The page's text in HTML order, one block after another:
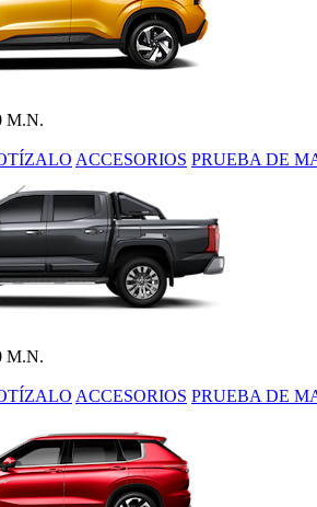
M.N.
ACCESORIOS PRUEBA DE
M.N.
ACCESORIOS PRUEBA DE